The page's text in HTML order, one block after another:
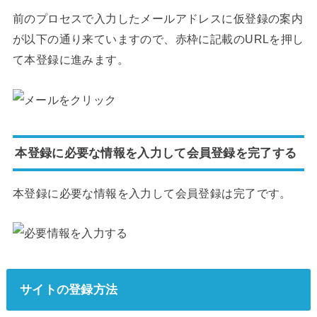
前のプロセスで入力したメールアドレスに仮登録の案内
が以下の通り来ていますので、赤枠に記載のURLを押し
て本登録に進みます。
本登録に必要な情報を入力して会員登録を完了する
本登録に必要な情報を入力して会員登録は完了です。
サイトの登録方法